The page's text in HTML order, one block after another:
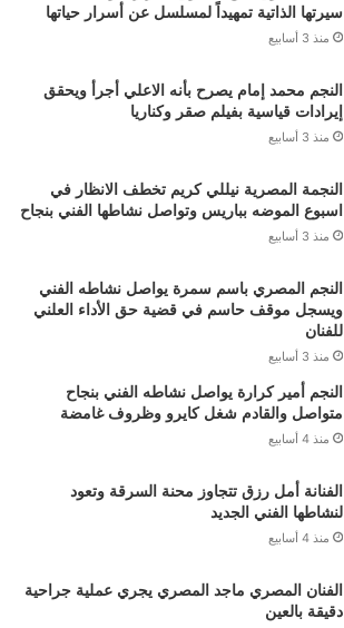
سيرتها الذاتية تمهيداً لمسلسل عن أسرار حياتها
منذ 3 أسابيع
النجم محمد إمام يصرح بأنه الاعلي أجرأ ويحقق
إيرادات قياسية بفيلم صقر وكناريا
منذ 3 أسابيع
النجمة المصرية نيللي كريم تخطف الانظار في
اسبوع الموضه بباريس وتواصل نشاطها الفني بنجاح
منذ 3 أسابيع
النجم المصري باسم سمرة يواصل نشاطه الفني
ويسجل موقف حاسم في قضية حق الأداء العلني
للفنان
منذ 3 أسابيع
النجم أمير كرارة يواصل نشاطه الفني بنجاح
متواصل والقادم شغل كايرو وظروف غامضة
منذ 4 أسابيع
الفنانة أمل رزق تتجاوز محنة السرقة وتعود
لنشاطها الفني الجديد
منذ 4 أسابيع
الفنان المصري ماجد المصري يجري عملية جراحية
دقيقة بالعين